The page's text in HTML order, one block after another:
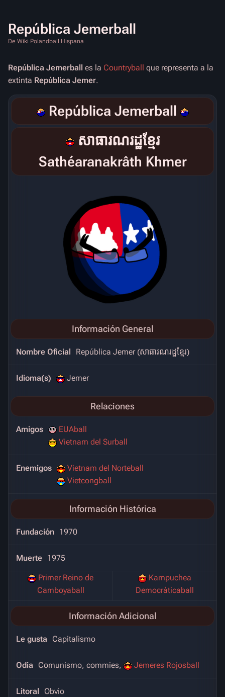
República Jemerball
De Wiki Polandball Hispana
República Jemerball es la Countryball que representa a la
extinta República Jemer.
República Jemerball
សាធារណរដ្ឋខ្មែរ
Sathéaranakrâth Khmer
Información General
Nombre Oficial República Jemer (សាធារណរដ្ឋខ្មែរ)
Idioma(s) Jemer
Relaciones
Amigos
EUAball
Vietnam del Surball
Enemigos
Vietnam del Norteball
Vietcongball
Información Histórica
Fundación 1970
Muerte 1975
Primer Reino de
Camboyaball
Kampuchea
Democráticaball
Información Adicional
Le gusta Capitalismo
Odia Comunismo, commies, Jemeres Rojosball
Litoral Obvio